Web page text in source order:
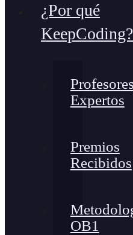
¿Por qué
KeepCoding?
Profesores
Expertos
Premios
Recibidos
OB1